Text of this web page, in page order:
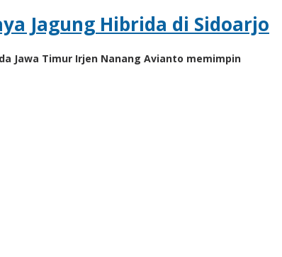
Jagung Hibrida di Sidoarjo
Jawa Timur Irjen Nanang Avianto memimpin